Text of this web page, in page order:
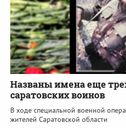
Названы имена еще
саратовских воинов
В ходе специальной военной
жителей Саратовской области